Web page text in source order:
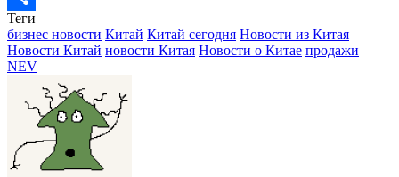
Отправить
Теги
бизнес новости Китай Китай сегодня Новости из Китая
Новости Китай новости Китая Новости о Китае продажи
NEV